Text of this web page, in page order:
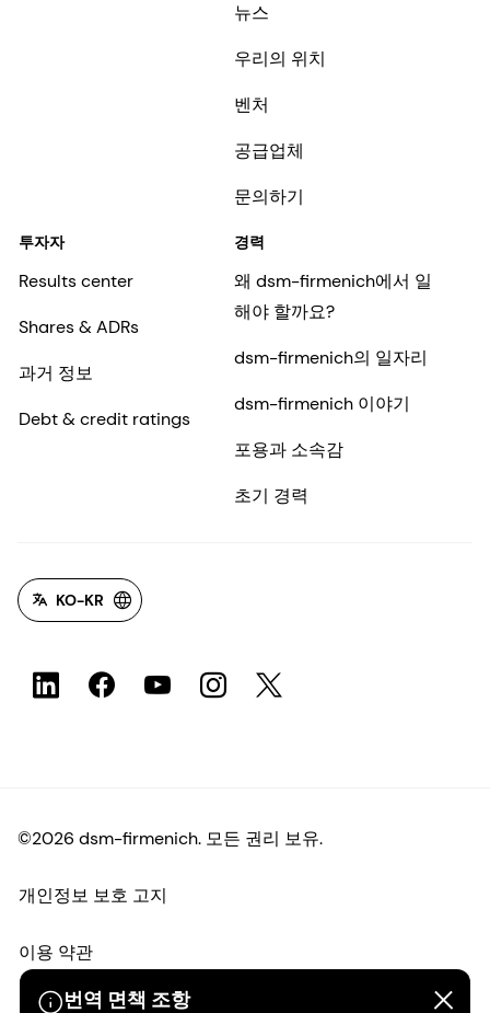
번역 면책 조항
뉴스
우리의 위치
벤처
공급업체
문의하기
투자자
Results center
Shares & ADRs
과거 정보
Debt & credit ratings
경력
왜 dsm-firmenich에서 일
해야 할까요?
dsm-firmenich의 일자리
dsm-firmenich 이야기
포용과 소속감
초기 경력
KO-KR
©2026 dsm-firmenich. 모든 권리 보유.
개인정보 보호 고지
이용 약관